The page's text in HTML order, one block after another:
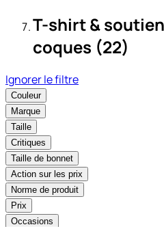
T-shirt &
coques (22)
Ignorer le filtre
Couleur
Marque
Taille
Critiques
Taille de bonnet
Action sur les prix
Norme de produit
Prix
Occasions